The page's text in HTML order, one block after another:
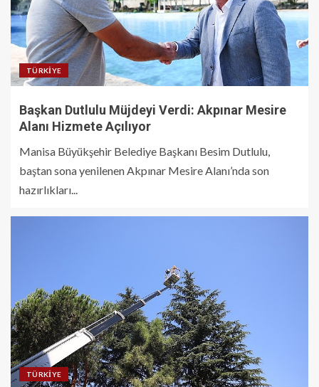
TÜRKIYE
Başkan Dutlulu Müjdeyi Verdi: Akpınar Mesire
Alanı Hizmete Açılıyor
Manisa Büyükşehir Belediye Başkanı Besim Dutlulu,
baştan sona yenilenen Akpınar Mesire Alanı’nda son
hazırlıkları...
TÜRKIYE